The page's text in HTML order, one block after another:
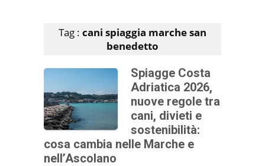
Tag : cani spiaggia marche san
benedetto
Spiagge Costa
Adriatica 2026,
nuove regole tra
cani, divieti e
sostenibilità:
cosa cambia nelle Marche e
nell’Ascolano